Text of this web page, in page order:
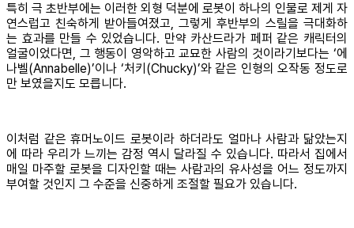
특히 극 초반부에는 이러한 외형 덕분에 로봇이 하나의 인물로 제게 자
연스럽고 친숙하게 받아들여졌고, 그렇게 후반부의 스릴을 극대화하
는 효과를 만들 수 있었습니다. 만약 카산드라가 페퍼 같은 캐릭터의
얼굴이었다면, 그 행동이 영악하고 교묘한 사람의 것이라기보다는 ‘에
나벨(Annabelle)’이나 ‘처키(Chucky)’와 같은 인형의 오작동 정도로
만 보였을지도 모릅니다.
이처럼 같은 휴머노이드 로봇이라 하더라도 얼마나 사람과 닮았는지
에 따라 우리가 느끼는 감정 역시 달라질 수 있습니다. 따라서 집에서
매일 마주할 로봇을 디자인할 때는 사람과의 유사성을 어느 정도까지
부여할 것인지 그 수준을 신중하게 조절할 필요가 있습니다.